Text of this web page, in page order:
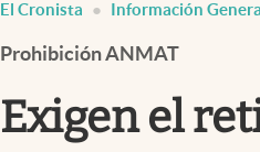
Infotechnology
Clase
Clima
Mundial 2026
El Cronista Información
Prohibición ANMAT
Exigen el